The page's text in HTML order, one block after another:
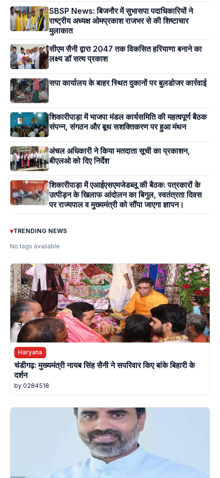
SBSP News: बिजनौर में सुभासपा पदाधिकारियों ने
राष्ट्रीय अध्यक्ष ओमप्रकाश राजभर से की शिष्टाचार
मुलाकात
सीएम सैनी द्वारा 2047 तक विकसित हरियाणा बनाने का
लक्ष्य डॉ सत्य प्रकाश
सपा कार्यालय के बाहर स्थित दुकानों पर बुलडोजर कार्रवाई
शिकारीपाड़ा में भाजपा मंडल कार्यसमिति की महत्वपूर्ण बैठक
संपन्न, संगठन और बूथ सशक्तिकरण पर हुआ मंथन
अंचल अधिकारी ने किया मतदाता सूची का प्रकाशन,
बीएलओ को दिए निर्देश
शिकारीपाड़ा में एआईएसएमजेडब्लू की बैठक: पत्रकारों के
उत्पीड़न के खिलाफ आंदोलन का बिगुल, स्वतंत्रता दिवस
पर राज्यपाल व मुख्यमंत्री को सौंपा जाएगा ज्ञापन।
▾TRENDING NEWS
No tags available
Haryana
चंडीगढ़: मुख्यमंत्री नायब सिंह सैनी ने सपरिवार किए बांके बिहारी के
दर्शन
by 0284518